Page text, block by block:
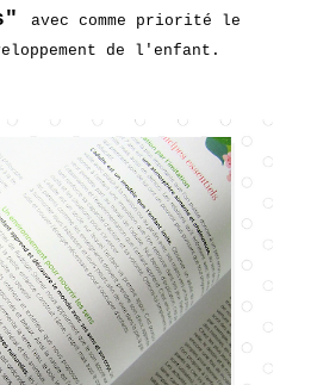
avec comme priorité le
de l'enfant.